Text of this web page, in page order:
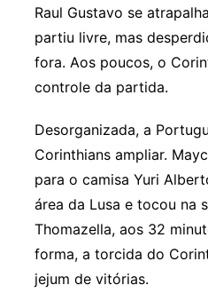
Raul Gustavo se
partiu livre, mas
fora. Aos poucos, o
controle da partida.
Desorganizada, a
Corinthians ampliar.
para o camisa Yuri
área da Lusa e tocou na
Thomazella, aos 32
forma, a torcida do
jejum de vitórias.